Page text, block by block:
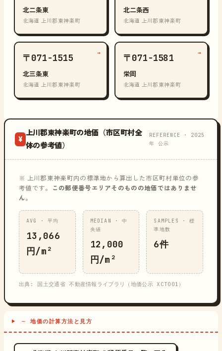
北二条東
北海道 上川郡東神楽町
北二条西
北海道 上川郡東神楽町
〒071-1515
北三条東
北海道 上川郡東神楽町
→ 〒071-1581
栄岡
北海道 上川郡東神楽町
→
¥
上川郡東神楽町の地価（市区町村全
体の参考値）
REFERENCE · 2025
年 公示
※ 上川郡東神楽町内の標準地から算出した市区町村単位の参
考値です。
この郵便番号エリアそのものの地価ではありませ
ん。
AVG · 平均
13,066
円/m²
MEDIAN · 中
央値
12,000
円/m²
SAMPLES · 標
準地数
6件
出典: 国土交通省 不動産情報ライブラリ（地価公示 XCT001）
─ 地価の計算方法と見方